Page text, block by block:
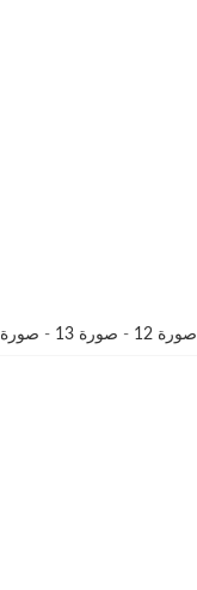
صورة 12 - صورة 13 - صورة 14